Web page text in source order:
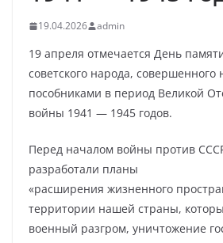
19.04.2026 admin
19 апреля отмечается День
советского народа, совершенного
пособниками в период Великой
войны 1941 — 1945 годов.
Перед началом войны против
разработали планы
«расширения жизненного
территории нашей страны,
военный разгром, уничтожение